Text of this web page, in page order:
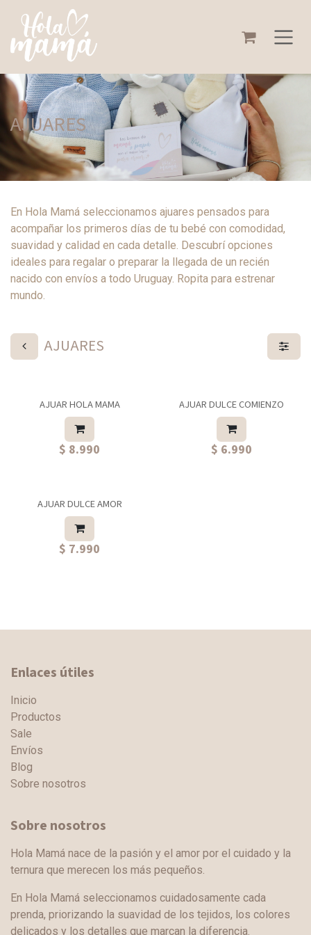
AJUARES
En Hola Mamá seleccionamos ajuares pensados para
acompañar los primeros días de tu bebé con comodidad,
suavidad y calidad en cada detalle. Descubrí opciones
ideales para regalar o preparar la llegada de un recién
nacido con envíos a todo Uruguay. Ropita para estrenar
mundo.
AJUARES
AJUAR HOLA MAMA
$ 8.990
AJUAR DULCE COMIENZO
$ 6.990
AJUAR DULCE AMOR
$ 7.990
Enlaces útiles
Inicio
Productos
Sale
Envíos
Blog
Sobre nosotros
Sobre nosotros
Hola Mamá nace de la pasión y el amor por el cuidado y la
ternura que merecen los más pequeños.
En Hola Mamá seleccionamos cuidadosamente cada
prenda, priorizando la suavidad de los tejidos, los colores
delicados y los detalles que marcan la diferencia.